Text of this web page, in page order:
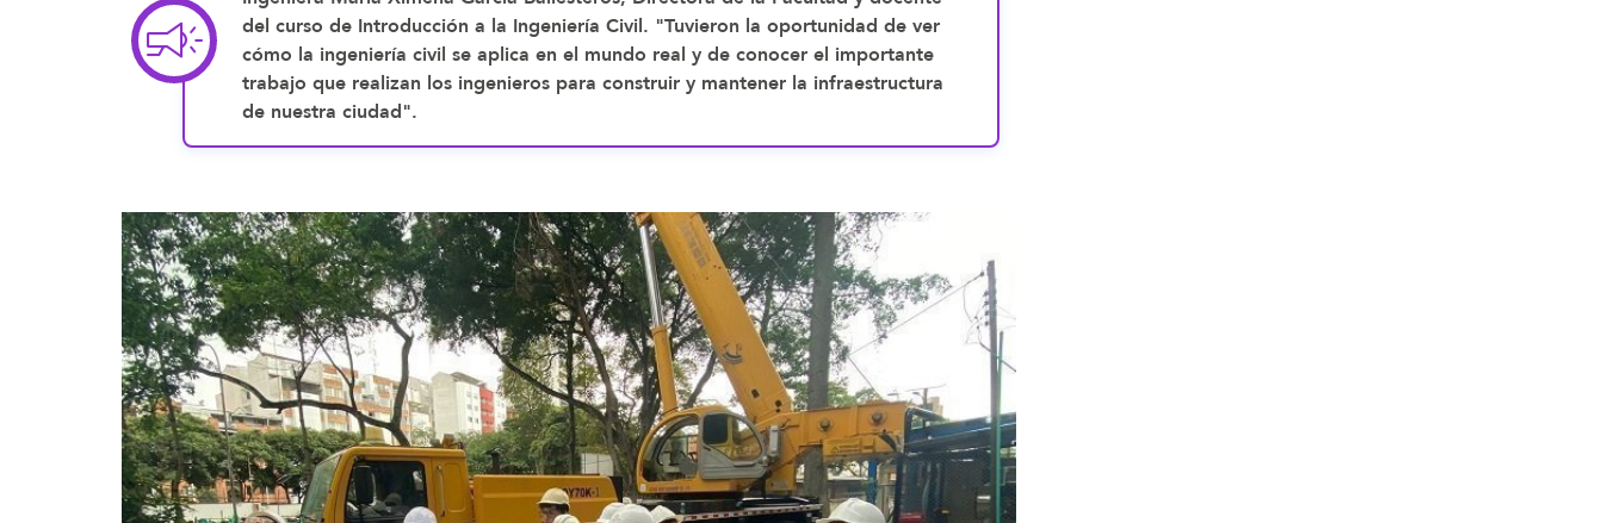
del curso de Introducción a la Ingeniería Civil. "Tuvieron la oportunidad de ver
cómo la ingeniería civil se aplica en el mundo real y de conocer el importante
trabajo que realizan los ingenieros para construir y mantener la infraestructura
de nuestra ciudad".